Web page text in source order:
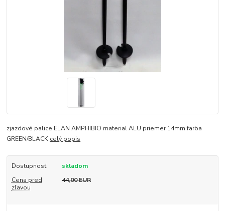
zjazdové palice ELAN AMPHIBIO material ALU priemer 14mm farba
GREEN/BLACK celý popis
Dostupnosť
skladom
Cena pred
zľavou
44,00 EUR